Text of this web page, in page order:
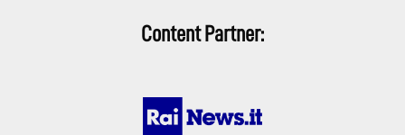
Content Partner: